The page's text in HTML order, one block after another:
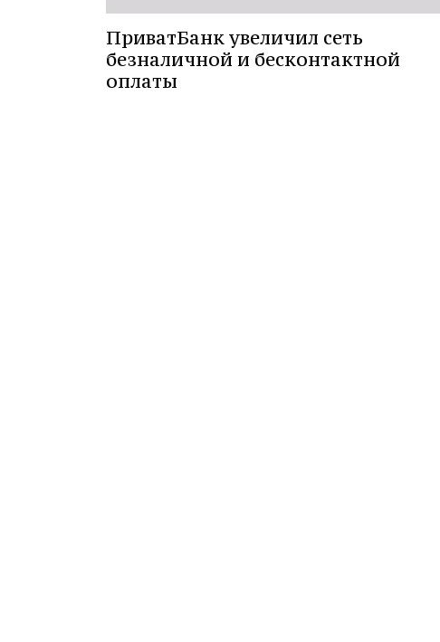
ПриватБанк увеличил сеть
безналичной и бесконтактной
оплаты